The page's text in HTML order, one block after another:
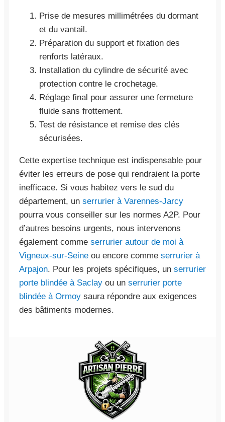
Prise de mesures millimétrées du dormant
et du vantail.
Préparation du support et fixation des
renforts latéraux.
Installation du cylindre de sécurité avec
protection contre le crochetage.
Réglage final pour assurer une fermeture
fluide sans frottement.
Test de résistance et remise des clés
sécurisées.
Cette expertise technique est indispensable pour
éviter les erreurs de pose qui rendraient la porte
inefficace. Si vous habitez vers le sud du
département, un serrurier à Varennes-Jarcy
pourra vous conseiller sur les normes A2P. Pour
d’autres besoins urgents, nous intervenons
également comme serrurier autour de moi à
Vigneux-sur-Seine ou encore comme serrurier à
Arpajon. Pour les projets spécifiques, un serrurier
porte blindée à Saclay ou un serrurier porte
blindée à Ormoy saura répondre aux exigences
des bâtiments modernes.